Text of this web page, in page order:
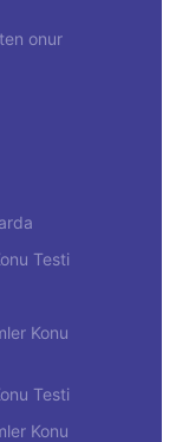
onur
Testi
Konu
Testi
Konu